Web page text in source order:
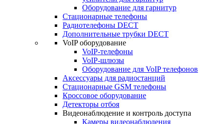
Оборудование для гарнитур
Стационарные телефоны
Радиотелефоны DECT
Дополнительные трубки DECT
VoIP оборудование
VoIP-телефоны
VoIP-шлюзы
Оборудование для VoIP телефонов
Аксессуары для радиостанций
Стационарные GSM телефоны
Кроссовое оборудование
Детекторы отбоя
Видеонаблюдение и контроль доступа
Камеры видеонаблюдения